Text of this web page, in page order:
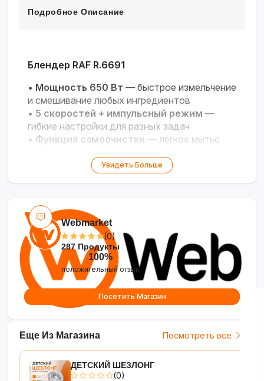
Подробное Описание
Блендер RAF R.6691
• Мощность 650 Вт — быстрое измельчение
и смешивание любых ингредиентов
• 5 скоростей + импульсный режим —
гибкие настройки для разных задач
• Функция самоочистки — лёгкое мытье
Современный дизайн— стильный и
бесплатные запчасти при необходимости
Увидеть Больше
Еще Из Магазина Посмотреть все
ДЕТСКИЙ ШЕЗЛОНГ
(0)
Webmarket
(0)
287 Продукты
100%
положительный отзыв
Посетить Магазин